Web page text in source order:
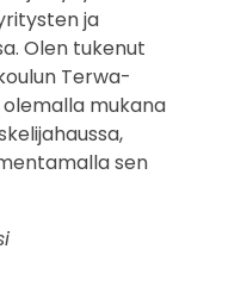
ja
Olen tukenut
Terwa-
mukana
sen